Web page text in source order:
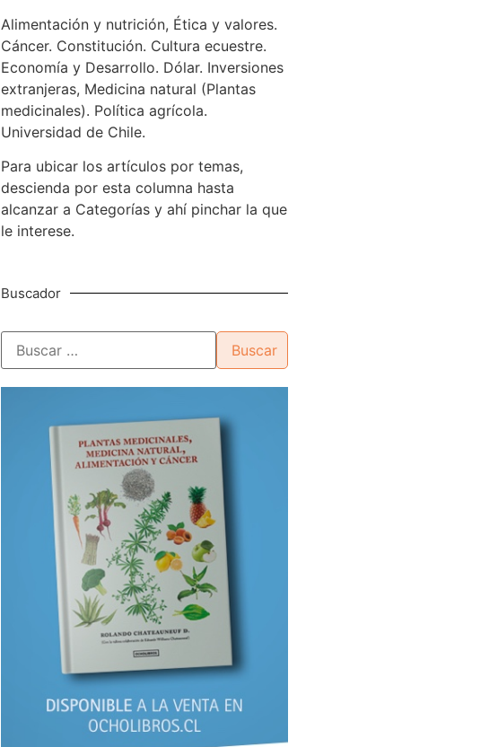
Alimentación y nutrición, Ética y valores.
Cáncer. Constitución. Cultura ecuestre.
Economía y Desarrollo. Dólar. Inversiones
extranjeras, Medicina natural (Plantas
medicinales). Política agrícola.
Universidad de Chile.
Para ubicar los artículos por temas,
descienda por esta columna hasta
alcanzar a Categorías y ahí pinchar la que
le interese.
Buscador